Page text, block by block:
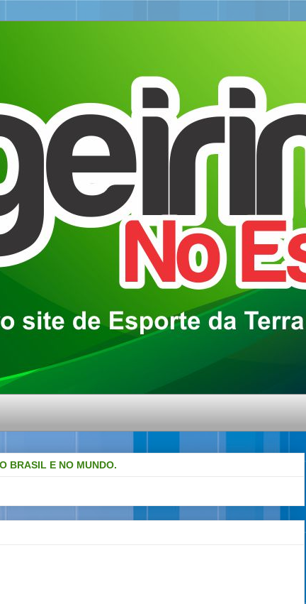
BRASIL E NO MUNDO.